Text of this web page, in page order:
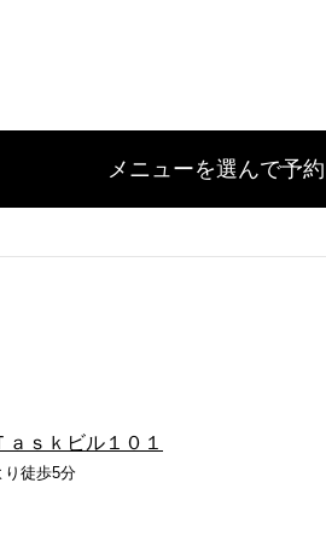
メニューを選んで予約
ｓｋビル１０１
り徒歩5分